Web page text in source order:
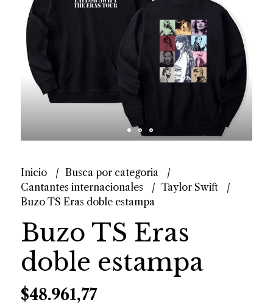
Inicio
Busca por categoria
Cantantes internacionales
Taylor Swift
Buzo TS Eras doble estampa
Buzo TS Eras
doble estampa
$48.961,77